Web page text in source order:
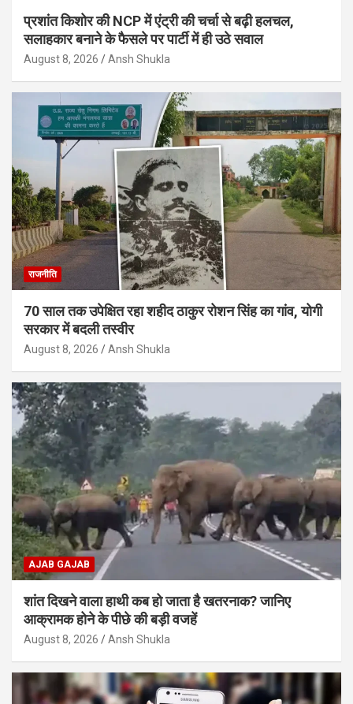
प्रशांत किशोर की NCP में एंट्री की चर्चा से बढ़ी हलचल,
सलाहकार बनाने के फैसले पर पार्टी में ही उठे सवाल
August 8, 2026 Ansh Shukla
राजनीति
70 साल तक उपेक्षित रहा शहीद ठाकुर रोशन सिंह का गांव, योगी
सरकार में बदली तस्वीर
August 8, 2026 Ansh Shukla
AJAB GAJAB
शांत दिखने वाला हाथी कब हो जाता है खतरनाक? जानिए
आक्रामक होने के पीछे की बड़ी वजहें
August 8, 2026 Ansh Shukla